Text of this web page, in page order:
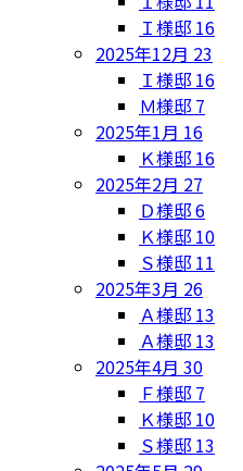
Ｉ様邸 16
2025年12月 23
Ｉ様邸 16
Ｍ様邸 7
2025年1月 16
Ｋ様邸 16
2025年2月 27
Ｄ様邸6
Ｋ様邸 10
Ｓ様邸 11
2025年3月 26
Ａ様邸 13
Ａ様邸 13
2025年4月 30
Ｆ様邸 7
Ｋ様邸 10
Ｓ様邸 13